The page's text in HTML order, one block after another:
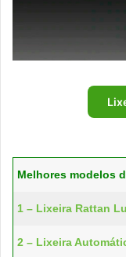
Melhores modelos
1 – Lixeira Rattan
2 – Lixeira